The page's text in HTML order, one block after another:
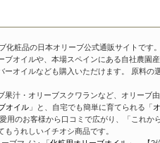
粧品の日本オリーブ公式通販サイトです。
オイルや、本場スペインにある自社農
オイルなども購入いただけます。 原料
汁・オリーブスクワランなど、オリー
オイル」と、自宅でも簡単に育てられる「
用のお客様から口コミで広がり、「これ
うれしいイチオシ商品です。